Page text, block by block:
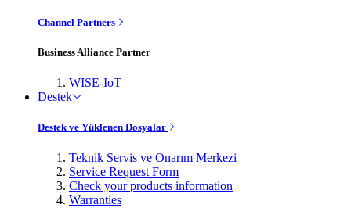
Channel Partners
Business Alliance Partner
WISE-IoT
Destek
Destek ve Yüklenen Dosyalar
Teknik Servis ve Onarım Merkezi
Service Request Form
Check your products information
Warranties